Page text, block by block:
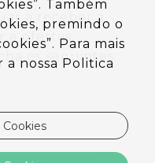
a receber a
e ofertas
os seguintes
Também
premindo o
Para mais
nossa Politica